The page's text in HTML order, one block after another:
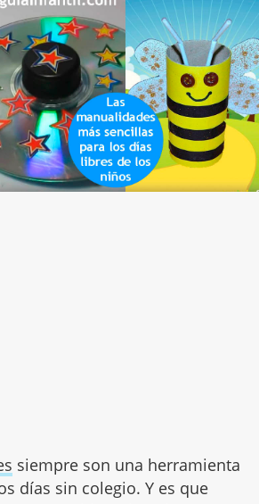
siempre son una herramienta
días sin colegio. Y es que